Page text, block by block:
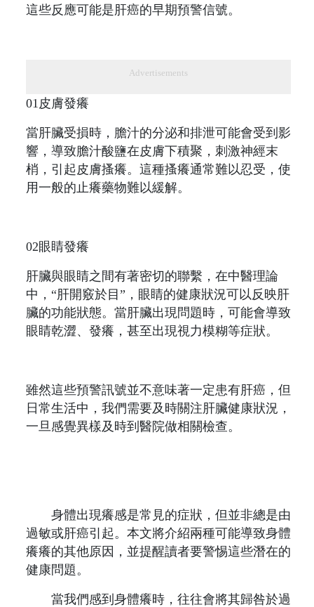
這些反應可能是肝癌的早期預警信號。
Advertisements
01皮膚發癢
當肝臟受損時，膽汁的分泌和排泄可能會受到影
響，導致膽汁酸鹽在皮膚下積聚，刺激神經末
梢，引起皮膚搔癢。這種搔癢通常難以忍受，使
用一般的止癢藥物難以緩解。
02眼睛發癢
肝臟與眼睛之間有著密切的聯繫，在中醫理論
中，“肝開竅於目”，眼睛的健康狀況可以反映肝
臟的功能狀態。當肝臟出現問題時，可能會導致
眼睛乾澀、發癢，甚至出現視力模糊等症狀。
雖然這些預警訊號並不意味著一定患有肝癌，但
日常生活中，我們需要及時關注肝臟健康狀況，
一旦感覺異樣及時到醫院做相關檢查。
身體出現癢感是常見的症狀，但並非總是由
過敏或肝癌引起。本文將介紹兩種可能導致身體
癢癢的其他原因，並提醒讀者要警惕這些潛在的
健康問題。
當我們感到身體癢時，往往會將其歸咎於過